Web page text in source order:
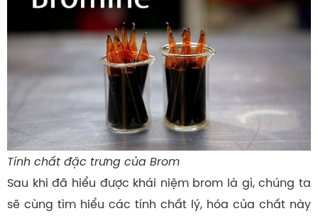
Tính chất đặc trưng của Brom
Sau khi đã hiểu được khái niệm brom là gì, chúng ta
sẽ cùng tìm hiểu các tính chất lý, hóa của chất này